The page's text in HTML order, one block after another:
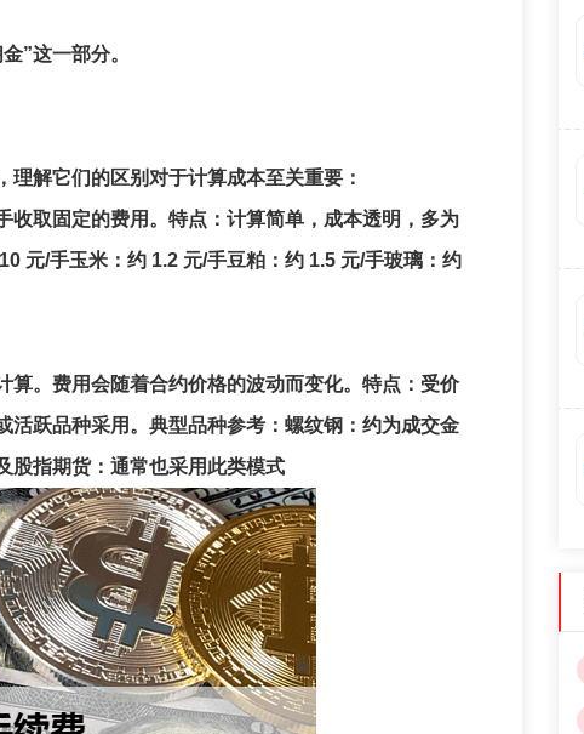
”这一部分。
解它们的区别对于计算成本至关重要：
取固定的费用。特点：计算简单，成本透明，多为
元/手玉米：约 1.2 元/手豆粕：约 1.5 元/手玻璃：约
。费用会随着合约价格的波动而变化。特点：受价
跃品种采用。典型品种参考：螺纹钢：约为成交金
股指期货：通常也采用此类模式